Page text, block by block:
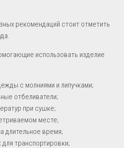
рекомендаций стоит отметить
использовать изделие
с молниями и липучками;
отбеливатели;
при сушке;
месте;
длительное время;
транспортировки;